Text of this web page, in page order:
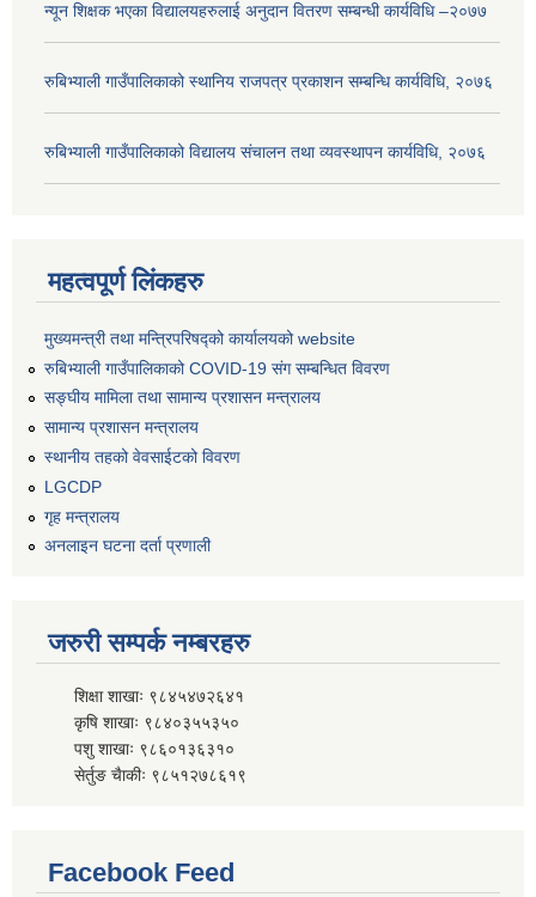
न्यून शिक्षक भएका ‍विद्यालयहरुलाई अनुदान वितरण सम्बन्धी कार्यविधि –२०७७
रुबिभ्याली गाउँपालिकाको स्थानिय राजपत्र प्रकाशन सम्बन्धि कार्यविधि, २०७६
रुबिभ्याली गाउँपालिकाको विद्यालय संचालन तथा व्यवस्थापन कार्यविधि, २०७६
महत्वपूर्ण लिंकहरु
मुख्यमन्त्री तथा मन्त्रिपरिषद्को कार्यालयको website
रुबिभ्याली गाउँपालिकाको COVID-19 संग सम्बन्धित विवरण
सङ्‍घीय मामिला तथा सामान्य प्रशासन मन्त्रालय
सामान्य प्रशासन मन्त्रालय
स्थानीय तहको वेवसाईटको विवरण
LGCDP
गृह मन्त्रालय
अनलाइन घटना दर्ता प्रणाली
जरुरी सम्पर्क नम्बरहरु
शिक्षा शाखाः ९८४५४७२६४१
कृषि शाखाः ९८४०३५५३५०
पशु शाखाः ९८६०१३६३१०
सेर्तुङ चैाकीः ९८५१२७८६१९
Facebook Feed